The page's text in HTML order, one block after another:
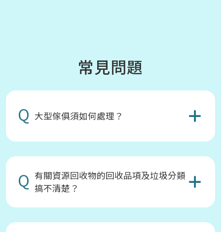
常見問題
Q 大型傢俱須如何處理？
Q 有關資源回收物的回收品項及垃圾分類
搞不清楚？